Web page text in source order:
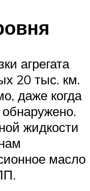
агрегата
20 тыс. км.
даже когда
жидкости
масло